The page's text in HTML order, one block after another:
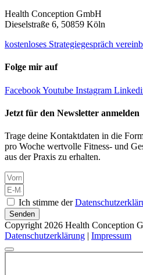
Health Conception GmbH
Dieselstraße 6, 50859 Köln
kostenloses Strategiegespräch
Folge mir auf
FacebookYoutube Instagram
Jetzt für den Newsletter anmelden
Trage deine Kontaktdaten in die
pro Woche wertvolle Fitness- und
aus der Praxis zu erhalten.
Ich stimme der
Senden
Copyright 2026 Health Conception
Datenschutzerklärung | Impressum